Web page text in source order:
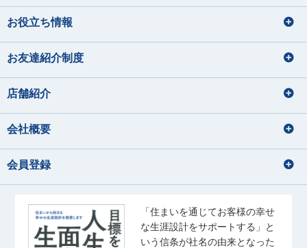
お役立ち情報
お友達紹介制度
店舗紹介
会社概要
会員登録
「住まいを通じてお客様の幸せ
な生涯設計をサポートする」と
いう信条が社名の由来となった